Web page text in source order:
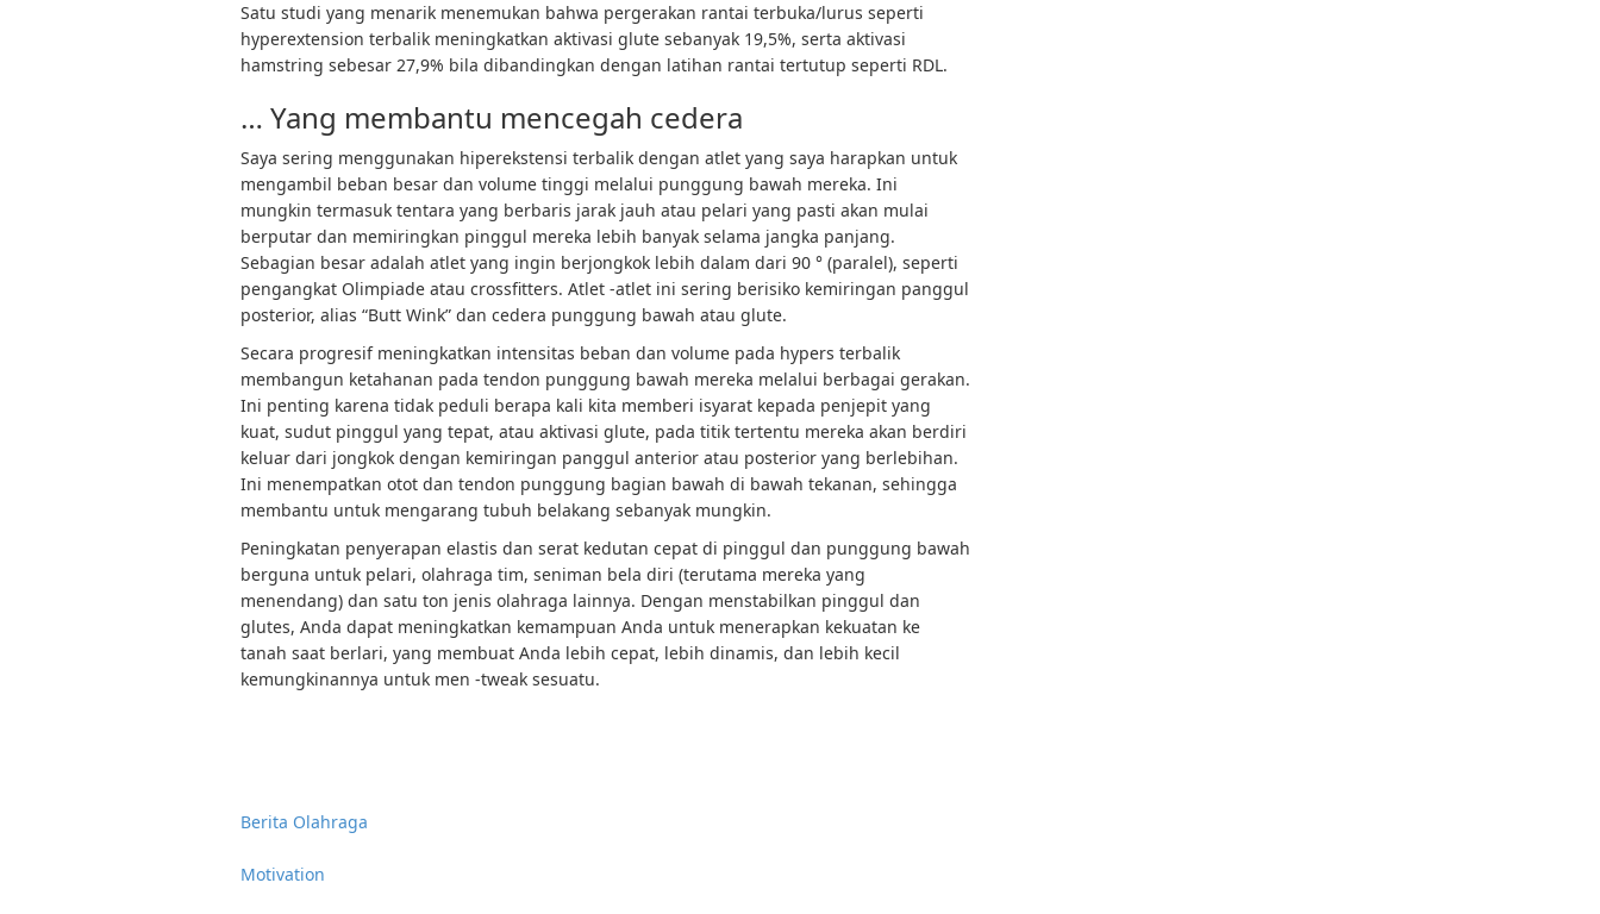
Satu studi yang menarik menemukan bahwa pergerakan rantai terbuka/lurus seperti
hyperextension terbalik meningkatkan aktivasi glute sebanyak 19,5%, serta aktivasi
hamstring sebesar 27,9% bila dibandingkan dengan latihan rantai tertutup seperti RDL.
… Yang membantu mencegah cedera
Saya sering menggunakan hiperekstensi terbalik dengan atlet yang saya harapkan untuk
mengambil beban besar dan volume tinggi melalui punggung bawah mereka. Ini
mungkin termasuk tentara yang berbaris jarak jauh atau pelari yang pasti akan mulai
berputar dan memiringkan pinggul mereka lebih banyak selama jangka panjang.
Sebagian besar adalah atlet yang ingin berjongkok lebih dalam dari 90 ° (paralel), seperti
pengangkat Olimpiade atau crossfitters. Atlet -atlet ini sering berisiko kemiringan panggul
posterior, alias “Butt Wink” dan cedera punggung bawah atau glute.
Secara progresif meningkatkan intensitas beban dan volume pada hypers terbalik
membangun ketahanan pada tendon punggung bawah mereka melalui berbagai gerakan.
Ini penting karena tidak peduli berapa kali kita memberi isyarat kepada penjepit yang
kuat, sudut pinggul yang tepat, atau aktivasi glute, pada titik tertentu mereka akan berdiri
keluar dari jongkok dengan kemiringan panggul anterior atau posterior yang berlebihan.
Ini menempatkan otot dan tendon punggung bagian bawah di bawah tekanan, sehingga
membantu untuk mengarang tubuh belakang sebanyak mungkin.
Peningkatan penyerapan elastis dan serat kedutan cepat di pinggul dan punggung bawah
berguna untuk pelari, olahraga tim, seniman bela diri (terutama mereka yang
menendang) dan satu ton jenis olahraga lainnya. Dengan menstabilkan pinggul dan
glutes, Anda dapat meningkatkan kemampuan Anda untuk menerapkan kekuatan ke
tanah saat berlari, yang membuat Anda lebih cepat, lebih dinamis, dan lebih kecil
kemungkinannya untuk men -tweak sesuatu.
Berita Olahraga
Motivation